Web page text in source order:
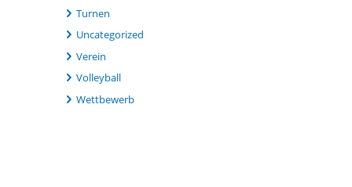
Turnen
Uncategorized
Verein
Volleyball
Wettbewerb